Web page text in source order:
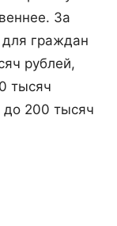
За
граждан
рублей,
тысяч
до 200 тысяч